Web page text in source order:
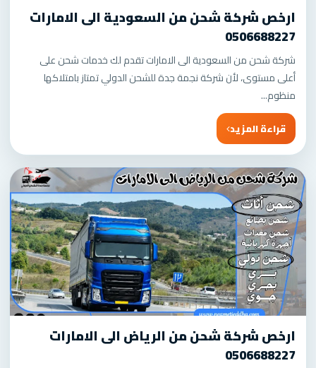
ارخص شركة شحن من السعودية الى الامارات
0506688227
شركة شحن من السعودية الى الامارات تقدم لك خدمات شحن على
أعلى مستوى، لأن شركة نجمة جدة للشحن الدولي تمتاز بامتلاكها
منظوم...
قراءة المزيد
ارخص شركة شحن من الرياض الى الامارات
0506688227